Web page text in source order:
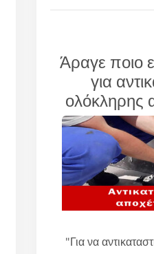
Άραγε ποιο
για
ολόκληρης
"Για να